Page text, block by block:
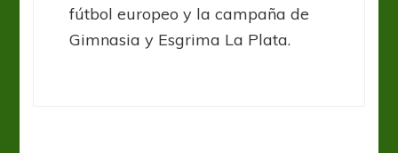
fútbol europeo y la campaña de
Gimnasia y Esgrima La Plata.